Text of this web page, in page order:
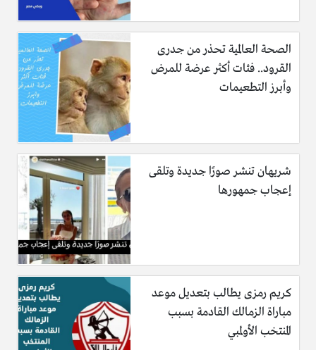
الصحة العالمية تحذر من جدرى
القرود.. فئات أكثر عرضة للمرض
وأبرز التطعيمات
شريهان تنشر صورًا جديدة وتلقى
إعجاب جمهورها
كريم رمزى يطالب بتعديل موعد
مباراة الزمالك القادمة بسبب
المنتخب الأولمبي